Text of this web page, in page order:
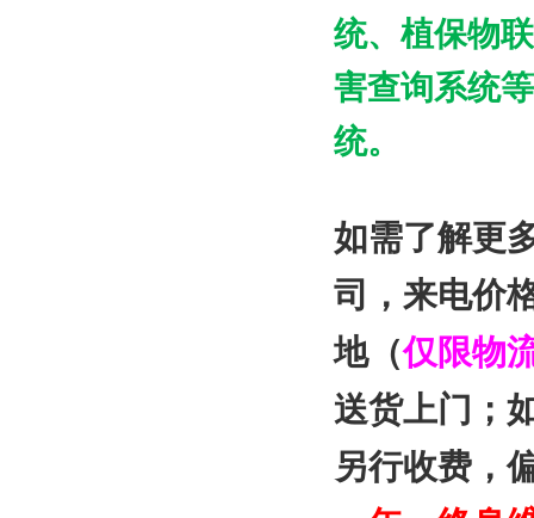
统、植保物
害查询系统
统。
如需了解更
司
，来电价
地（仅限物
送货上门；
另行收费，